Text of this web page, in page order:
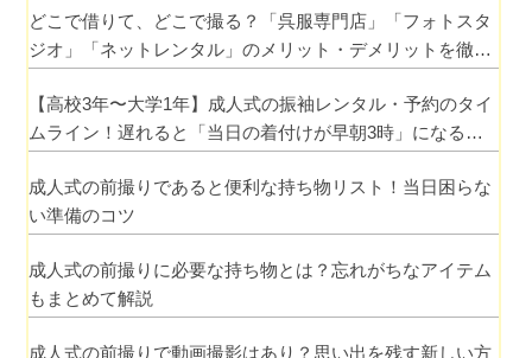
どこで借りて、どこで撮る？「呉服専門店」「フォトスタ
ジオ」「ネットレンタル」のメリット・デメリットを徹底
【高校3年〜大学1年】成人式の振袖レンタル・予約のタイ
ムライン！遅れると「当日の着付けが早朝3時」になるっ
成人式の前撮りであると便利な持ち物リスト！当日困らな
い準備のコツ
成人式の前撮りに必要な持ち物とは？忘れがちなアイテム
もまとめて解説
成人式の前撮りで動画撮影はあり？思い出を残す新しい方